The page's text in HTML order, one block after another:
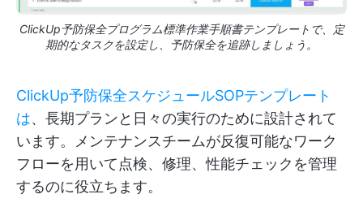
ClickUp予防保全プログラム標準作業手順書テンプレートで、定
期的なタスクを設定し、予防保全を追跡しましょう。
ClickUp予防保全スケジュールSOPテンプレート
は、長期プランと日々の実行のために設計されて
います。メンテナンスチームが反復可能なワーク
フローを用いて点検、修理、性能チェックを管理
するのに役立ちます。